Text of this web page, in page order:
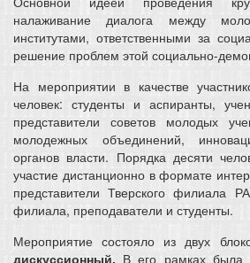
налаживание диалога между
институтами, ответственными за
решение проблем этой социально-
На мероприятии в качестве
человек: студенты и аспиранты,
представители советов молодых
молодежных объединений,
органов власти. Порядка десяти
участие дистанционно в формате
представители Тверского филиала
филиала, преподаватели и студенты.
Мероприятие состояло из двух
дискуссионный. В его рамках была